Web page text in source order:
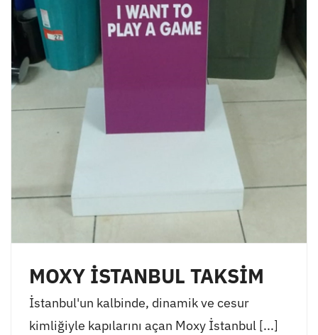
MOXY İSTANBUL TAKSİM
İstanbul'un kalbinde, dinamik ve cesur
kimliğiyle kapılarını açan Moxy İstanbul [...]